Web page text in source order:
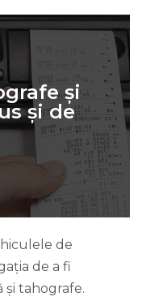
și
și de
de
de a fi
tahografe.